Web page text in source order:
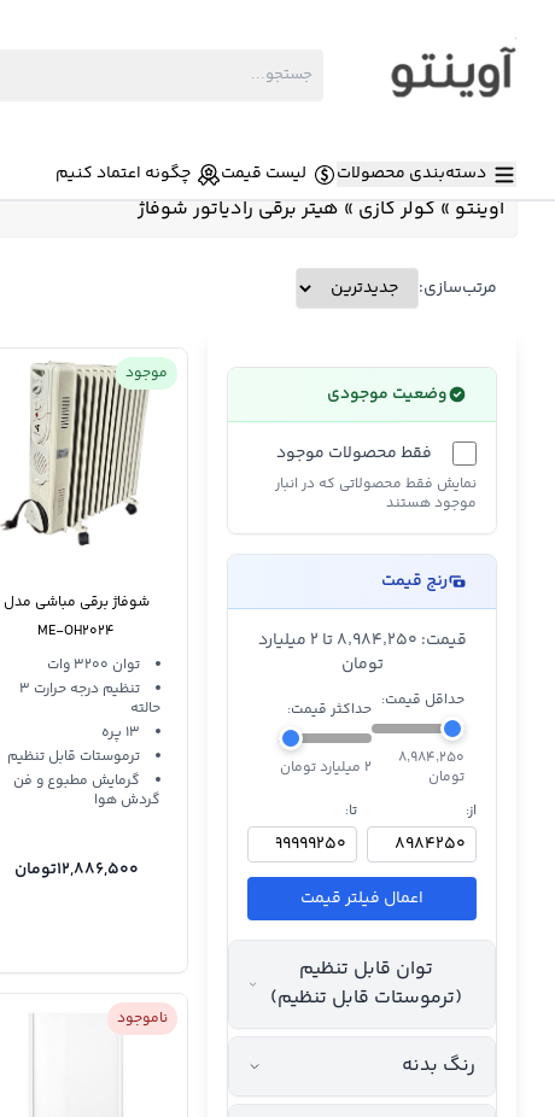
دسته‌بندی محصولات لیست قیمت چگونه اعتماد کنیم
آوینتو»کولر گازی»هیتر برقی رادیاتور شوفاژ
مرتب‌سازی:
وضعیت موجودی
فقط محصولات موجود
نمایش فقط محصولاتی که در انبار
موجود هستند
رنج قیمت
قیمت: ۸٬۹۸۴٬۲۵۰ تا 2 میلیارد
تومان
حداقل قیمت:
۸٬۹۸۴٬۲۵۰
تومان
حداکثر قیمت:
2 میلیارد تومان
از:
تا:
اعمال فیلتر قیمت
توان قابل تنظیم
(ترموستات قابل تنظیم)
رنگ بدنه
موجود
شوفاژ برقی مباشی مدل
ME-OH2024
توان 3200 وات
تنظیم درجه حرارت 3
حالته
13 پره
ترموستات قابل تنظیم
گرمایش مطبوع و فن
گردش هوا
12,886,500تومان
ناموجود